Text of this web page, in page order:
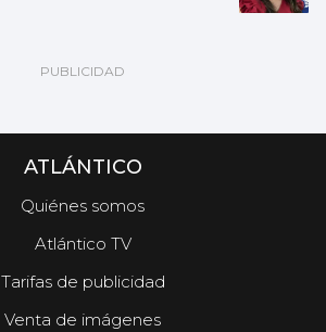
ATLÁNTICO
Quiénes somos
Atlántico TV
Tarifas de publicidad
Venta de imágenes